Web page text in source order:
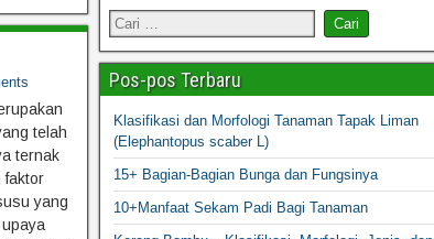
telah
ternak
faktor
yang
Pos-pos Terbaru
Klasifikasi dan Morfologi Tanaman Tapak Liman
(Elephantopus scaber L)
15+ Bagian-Bagian Bunga dan Fungsinya
10+Manfaat Sekam Padi Bagi Tanaman